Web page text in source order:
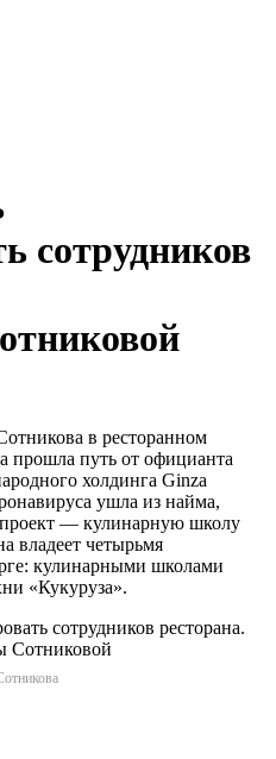
сотрудников
в ресторанном
прошла путь от официанта
холдинга Ginza
ушла из найма,
проект — кулинарную школу
владеет четырьмя
кулинарными школами
«Кукуруза».